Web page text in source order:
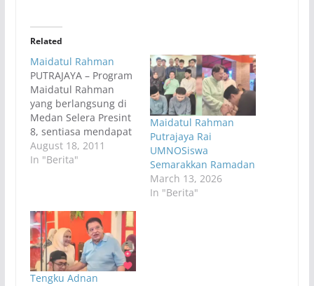
Related
Maidatul Rahman
PUTRAJAYA – Program
Maidatul Rahman
yang berlangsung di
Medan Selera Presint
8, sentiasa mendapat
sambutan dari
pelbagai pihak dan
Putrajaya, Tan Sri
Shamsudin Osman
untuk turut serta.
Beliau telah tiba di
kawasan tersebut
August 18, 2011
In "Berita"
Maidatul Rahman
Putrajaya Rai
UMNOSiswa
Semarakkan Ramadan
March 13, 2026
In "Berita"
Tengku Adnan